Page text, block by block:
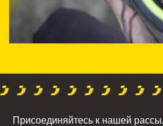
Присоединяйтесь к нашей